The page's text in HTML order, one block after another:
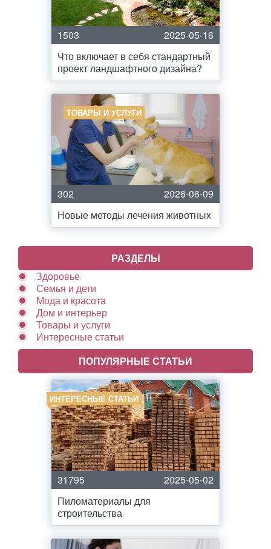
1503
2025-05-16
Что включает в себя стандартный
проект ландшафтного дизайна?
ТОВАРЫ И УСЛУГИ
302
2026-06-09
Новые методы лечения животных
РАЗДЕЛЫ
Здоровье
Семья и дети
Мода и красота
Дом и интерьер
Товары и услуги
Интересные статьи
ПОПУЛЯРНЫЕ СТАТЬИ
ИНТЕРЕСНЫЕ СТАТЬИ
31795
2025-05-02
Пиломатериалы для
строительства